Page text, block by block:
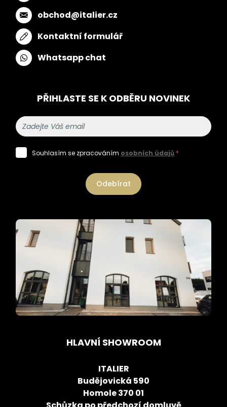
obchod@italier.cz
Kontaktní formulář
Whatsapp chat
PŘIHLASTE SE K ODBĚRU NOVINEK
Souhlasím se zpracováním osobních údajů *
Odebírat
HLAVNÍ SHOWROOM
ITALIER
Budějovická 590
Homole 370 01